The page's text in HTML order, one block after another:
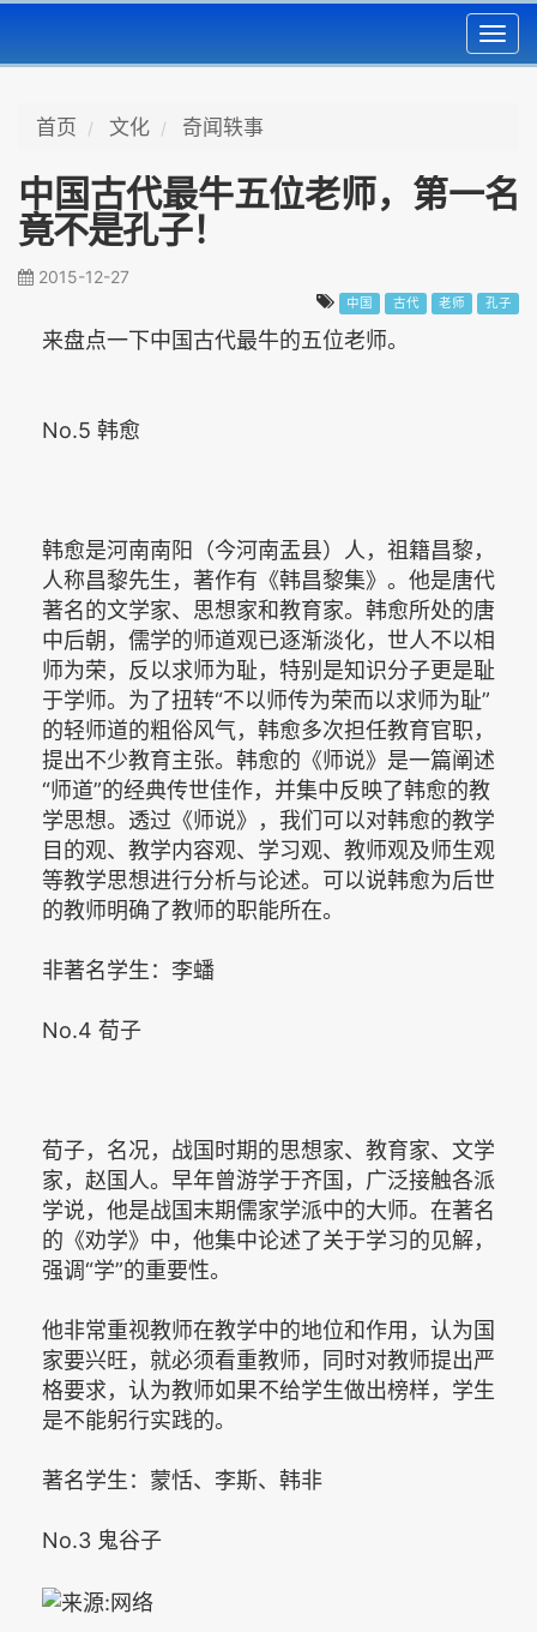
首页 文化 奇闻轶事
中国古代最牛五位老师，第一名
竟不是孔子！
2015-12-27
中国 古代 老师 孔子
来盘点一下中国古代最牛的五位老师。
No.5 韩愈
韩愈是河南南阳（今河南盂县）人，祖籍昌黎，
人称昌黎先生，著作有《韩昌黎集》。他是唐代
著名的文学家、思想家和教育家。韩愈所处的唐
中后朝，儒学的师道观已逐渐淡化，世人不以相
师为荣，反以求师为耻，特别是知识分子更是耻
于学师。为了扭转“不以师传为荣而以求师为耻”
的轻师道的粗俗风气，韩愈多次担任教育官职，
提出不少教育主张。韩愈的《师说》是一篇阐述
“师道”的经典传世佳作，并集中反映了韩愈的教
学思想。透过《师说》，我们可以对韩愈的教学
目的观、教学内容观、学习观、教师观及师生观
等教学思想进行分析与论述。可以说韩愈为后世
的教师明确了教师的职能所在。
非著名学生：李蟠
No.4 荀子
荀子，名况，战国时期的思想家、教育家、文学
家，赵国人。早年曾游学于齐国，广泛接触各派
学说，他是战国末期儒家学派中的大师。在著名
的《劝学》中，他集中论述了关于学习的见解，
强调“学”的重要性。
他非常重视教师在教学中的地位和作用，认为国
家要兴旺，就必须看重教师，同时对教师提出严
格要求，认为教师如果不给学生做出榜样，学生
是不能躬行实践的。
著名学生：蒙恬、李斯、韩非
No.3 鬼谷子